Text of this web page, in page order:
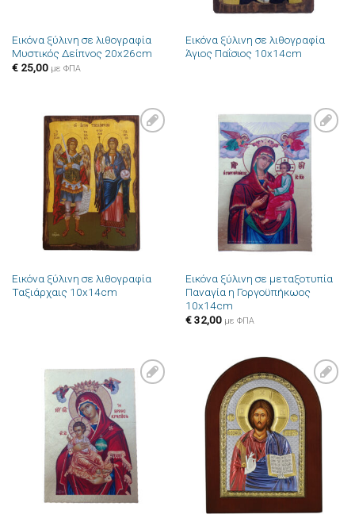
Εικόνα ξύλινη σε λιθογραφία
Μυστικός Δείπνος 20x26cm
€25,00 με ΦΠΑ
Εικόνα ξύλινη σε λιθογραφία
Άγιος Παΐσιος 10x14cm
Πρόσθήκη
στην λίστα
επιθυμιών
Εικόνα ξύλινη σε λιθογραφία
Ταξιάρχαις 10x14cm
Πρόσθήκη
στην λίστα
επιθυμιών
Εικόνα ξύλινη σε μεταξοτυπία
Παναγία η Γοργοϋπήκωος
10x14cm
€32,00 με ΦΠΑ
Πρόσθήκη
στην λίστα
επιθυμιών
Πρόσθήκη
στην λίστα
επιθυμιών